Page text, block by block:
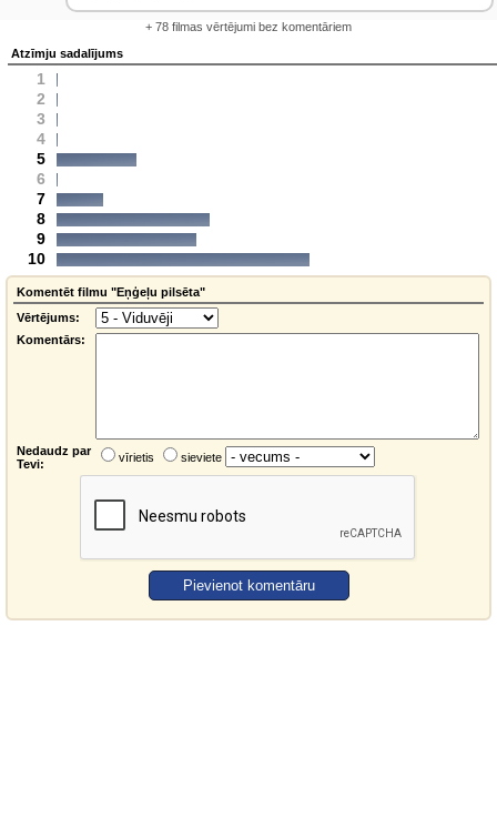
+ 78 filmas vērtējumi bez komentāriem
Atzīmju sadalījums
1
2
3
4
5
6
7
8
9
10
Komentēt filmu "Eņģeļu pilsēta"
Vērtējums:
Komentārs:
Nedaudz par
Tevi:
vīrietis sieviete